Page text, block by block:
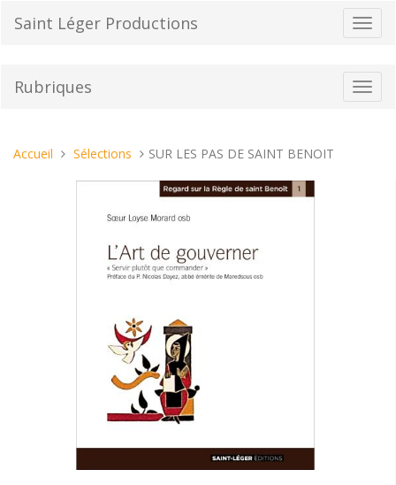
la
Saint Léger Productions
la
Rubriques
Vous
Accueil Sélections SUR LES PAS DE SAINT BENOIT